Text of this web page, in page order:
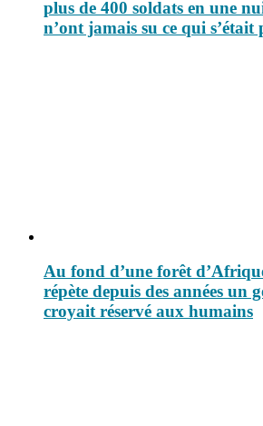
plus de 400 soldats en une
n’ont jamais su ce qui s’était
Au fond d’une forêt
répète depuis des années un
croyait réservé aux humains